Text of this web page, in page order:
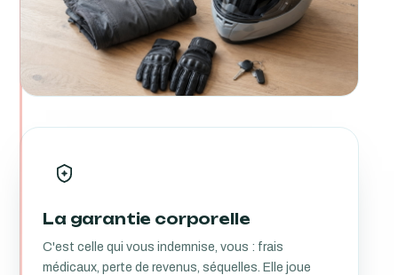
La garantie corporelle
C'est celle qui vous indemnise, vous : frais
médicaux, perte de revenus, séquelles. Elle joue